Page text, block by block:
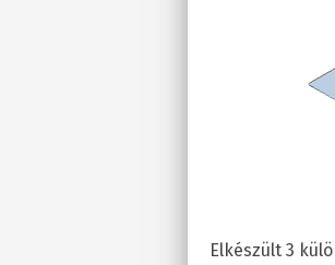
Elkészült 3